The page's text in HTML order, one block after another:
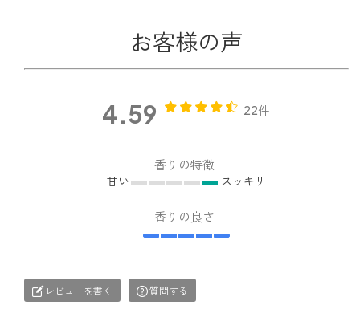
ブレンド。スッキリ爽や
製品にもスプレーしてお
手軽にご使用いただけま
ーンですので、皆様のご
スタイル北千住店#北千住
#マルイ#北千住マルイ#
のある暮らし#天然#天然
アロマ#精油#天然精油#
お客様の声
4.59 22件
香りの特徴
甘い スッキリ
香りの良さ
レビューを書く 質問する